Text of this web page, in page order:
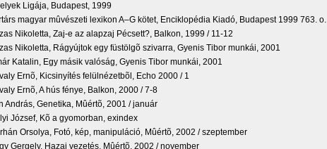
Ligája, Budapest, 1999
magyar mûvészeti lexikon A–G kötet, Enciklopédia Kiadó, Budapest 1999 763. o.
Nikoletta, Zaj-e az alapzaj Pécsett?, Balkon, 1999 / 11-12
Nikoletta, Rágyújtok egy füstölgõ szivarra, Gyenis Tibor munkái, 2001
Katalin, Egy másik valóság, Gyenis Tibor munkái, 2001
Ernõ, Kicsinyítés felülnézetbõl, Echo 2000 / 1
Ernõ, A hús fénye, Balkon, 2000 / 7-8
András, Genetika, Mûértõ, 2001 / január
József, Kõ a gyomorban, exindex
Orsolya, Fotó, kép, manipuláció, Mûértõ, 2002 / szeptember
Gergely, Hazai vezetés, Mûértõ, 2002 / november